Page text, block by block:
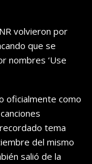
volvieron por
que se
nombres ‘Use
oficialmente como
tema
del mismo
salió de la